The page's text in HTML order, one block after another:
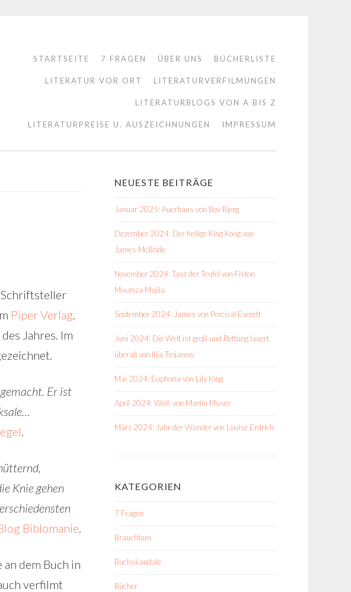
STARTSEITE 7 FRAGEN ÜBER UNS BÜCHERLISTE
LITERATUR VOR ORT LITERATURVERFILMUNGEN
LITERATURBLOGS VON A BIS Z
LITERATURPREISE U. AUSZEICHNUNGEN IMPRESSUM
Piper Verlag.
Jahres. Im
Er ist
.
Knie gehen
Biblomanie.
dem Buch in
verfilmt
NEUESTE BEITRÄGE
Januar 2025: Auerhaus von Bov Bjerg
Dezember 2024: Der heilige King Kong von
James McBride
November 2024: Tanz der Teufel von Fiston
Mwanza Mujila
September 2024: James von Percival Everett
Juni 2024: Die Welt ist groß und Rettung lauert
überall von Ilija Trojanow
Mai 2024: Euphoria von Lily King
April 2024: Weil. von Martin Muser
März 2024: Jahr der Wunder von Louise Erdrich
KATEGORIEN
7 Fragen
Brauchtum
Buchskandale
Bücher